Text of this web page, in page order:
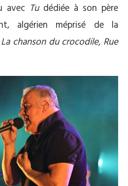
avec Tudédiée à son père
algérien méprisé de la
La chanson du crocodile, Rue